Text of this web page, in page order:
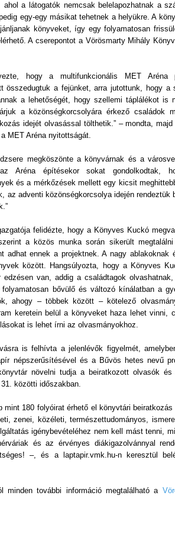
a látogatók nemcsak belelapozhatnak a
egy-egy másikat tehetnek a helyükre. A
könyveket, így egy folyamatosan
A cserepontot a Vörösmarty Mihály
hogy a multifunkcionális MET Aréna
összedugtuk a fejünket, arra jutottunk, hogy a
a lehetőségét, hogy szellemi táplálékot is
a közönségkorcsolyára érkező családok
idejét olvasással tölthetik.” – mondta,
MET Aréna nyitottságát.
megköszönte a könyvárnak és a
Aréna építésekor sokat gondolkodtak,
és a mérkőzések mellett egy kicsit
az adventi közönségkorcsolya idején rendeztük
felidézte, hogy a Könyves Kuckó
a közös munka során sikerült
adhat ennek a projektnek. A nagy ablakoknak
között. Hangsúlyozta, hogy a Könyves
van, addig a családtagok
bővülő és változó kínálatban a
ahogy – többek között – kötelező
keretein belül a könyveket haza lehet vinni,
is lehet írni az olvasmányokhoz.
is felhívta a jelenlévők figyelmét,
népszerűsítésével és a Bűvös hetes nevű
növelni tudja a beiratkozott olvasók és
közötti időszakban.
180 folyóirat érhető el könyvtári beiratkozás
zenei, közéleti, természettudományos,
igénybevételéhez nem kell mást tenni,
és az érvényes diákigazolvánnyal
–, és a laptapir.vmk.hu-n keresztül
minden további információ megtalálható a